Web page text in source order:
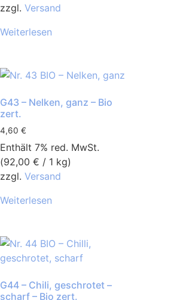
zzgl. Versand
Weiterlesen
G43 – Nelken, ganz – Bio
zert.
4,60 €
Enthält 7% red. MwSt.
(92,00 € / 1 kg)
zzgl. Versand
Weiterlesen
G44 – Chili, geschrotet –
scharf – Bio zert.